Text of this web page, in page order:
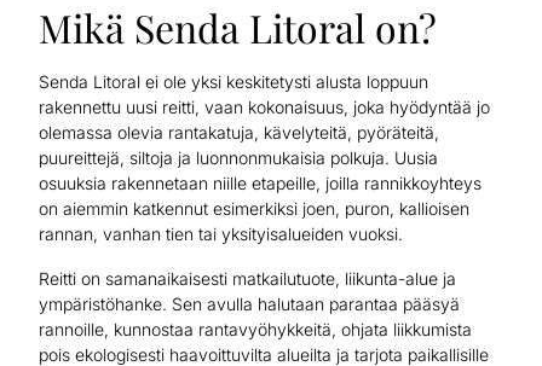
Mikä Senda Litoral on?
Senda Litoral ei ole yksi keskitetysti alusta loppuun
rakennettu uusi reitti, vaan kokonaisuus, joka hyödyntää jo
olemassa olevia rantakatuja, kävelyteitä, pyöräteitä,
puureittejä, siltoja ja luonnonmukaisia polkuja. Uusia
osuuksia rakennetaan niille etapeille, joilla rannikkoyhteys
on aiemmin katkennut esimerkiksi joen, puron, kallioisen
rannan, vanhan tien tai yksityisalueiden vuoksi.
Reitti on samanaikaisesti matkailutuote, liikunta-alue ja
ympäristöhanke. Sen avulla halutaan parantaa pääsyä
rannoille, kunnostaa rantavyöhykkeitä, ohjata liikkumista
pois ekologisesti haavoittuvilta alueilta ja tarjota paikallisille